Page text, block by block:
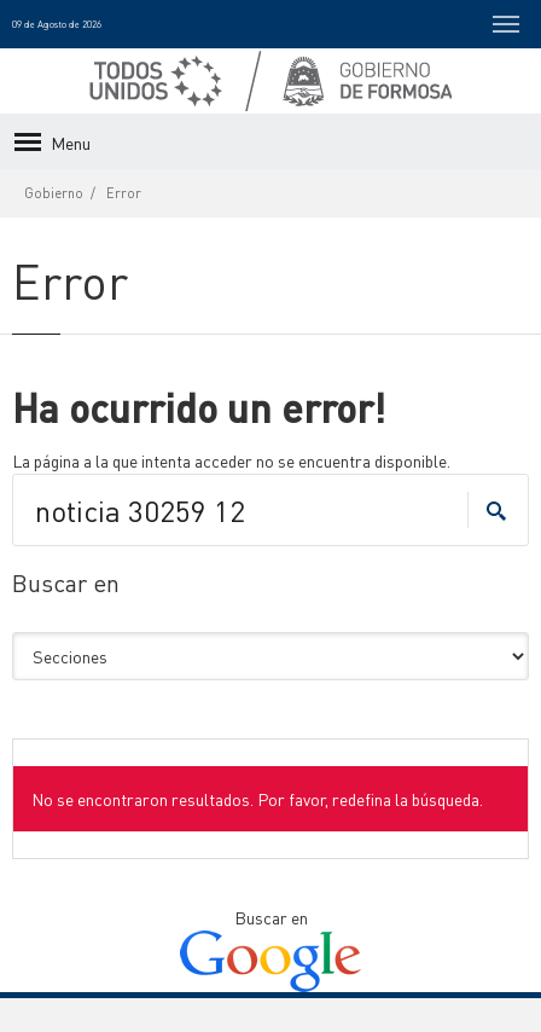
09 de Agosto de 2026
Menu
Gobierno Error
Error
Ha ocurrido un error!
La página a la que intenta acceder no se encuentra disponible.
Buscar en
No se encontraron resultados. Por favor, redefina la búsqueda.
Buscar en